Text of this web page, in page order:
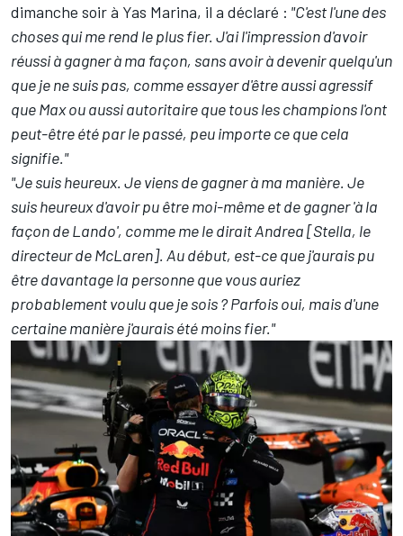
dimanche soir à Yas Marina, il a déclaré : "C'est l'une des
choses qui me rend le plus fier. J'ai l'impression d'avoir
réussi à gagner à ma façon, sans avoir à devenir quelqu'un
que je ne suis pas, comme essayer d'être aussi agressif
que Max ou aussi autoritaire que tous les champions l'ont
peut-être été par le passé, peu importe ce que cela
signifie."
"Je suis heureux. Je viens de gagner à ma manière. Je
suis heureux d'avoir pu être moi-même et de gagner 'à la
façon de Lando', comme me le dirait Andrea [Stella, le
directeur de McLaren]. Au début, est-ce que j'aurais pu
être davantage la personne que vous auriez
probablement voulu que je sois? Parfois oui, mais d'une
certaine manière j'aurais été moins fier."